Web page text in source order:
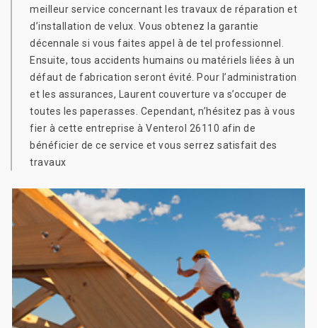
meilleur service concernant les travaux de réparation et
d’installation de velux. Vous obtenez la garantie
décennale si vous faites appel à de tel professionnel.
Ensuite, tous accidents humains ou matériels liées à un
défaut de fabrication seront évité. Pour l’administration
et les assurances, Laurent couverture va s’occuper de
toutes les paperasses. Cependant, n’hésitez pas à vous
fier à cette entreprise à Venterol 26110 afin de
bénéficier de ce service et vous serrez satisfait des
travaux